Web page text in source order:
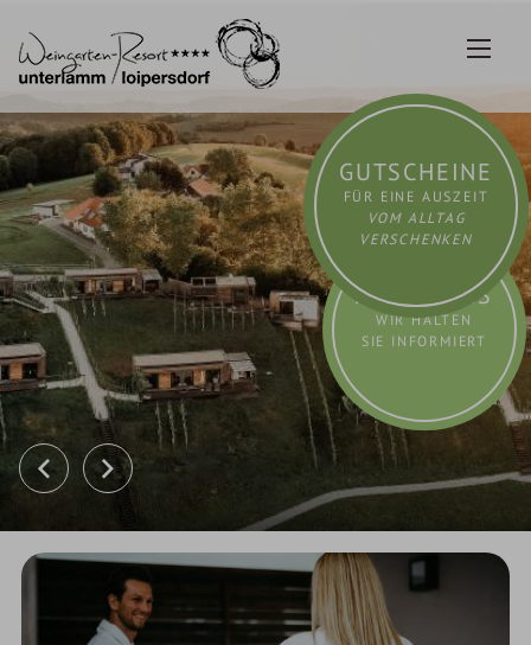
Inhalt
springen
GUTSCHEINE
FÜR EINE AUSZEIT
VOM ALLTAG
VERSCHENKEN
AKTUELLES
WIR HALTEN
SIE INFORMIERT